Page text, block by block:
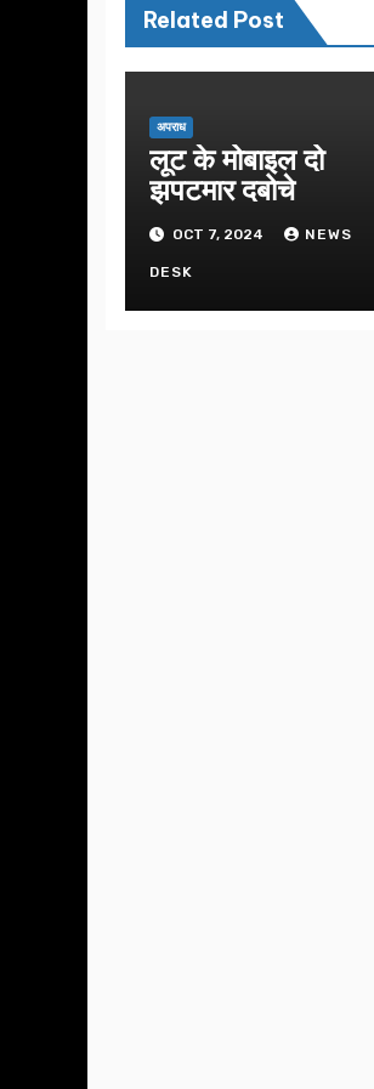
Related Post
अपराध
लूट के मोबाइल दो
झपटमार दबोचे
OCT 7, 2024 NEWS
DESK